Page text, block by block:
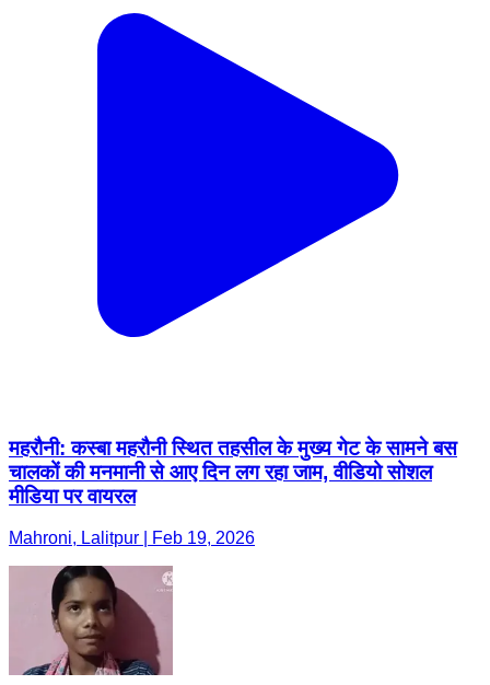
महरौनी: कस्बा महरौनी स्थित तहसील के मुख्य गेट के सामने बस
चालकों की मनमानी से आए दिन लग रहा जाम, वीडियो सोशल
मीडिया पर वायरल
Mahroni, Lalitpur | Feb 19, 2026